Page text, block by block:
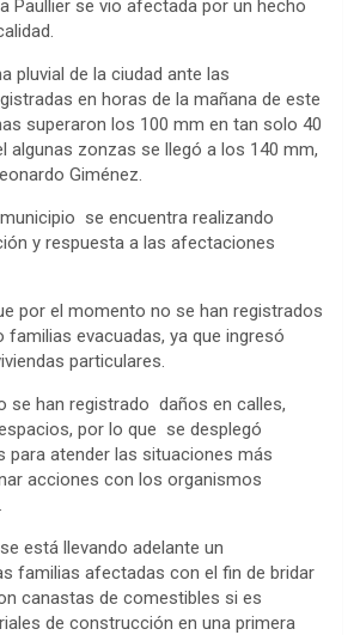
Paullier se vio afectada por un hecho
pluvial de la ciudad ante las
en horas de la mañana de este
superaron los 100 mm en tan solo 40
algunas zonzas se llegó a los 140 mm,
Giménez.
se encuentra realizando
y respuesta a las afectaciones
por el momento no se han registrados
evacuadas, ya que ingresó
particulares.
se han registrado daños en calles,
por lo que se desplegó
para atender las situaciones más
acciones con los organismos
está llevando adelante un
familias afectadas con el fin de bridar
canastas de comestibles si es
de construcción en una primera